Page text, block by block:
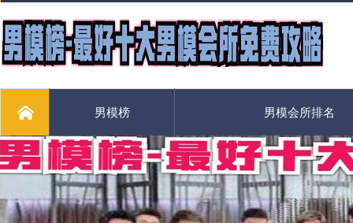
男模榜 男模会所排名